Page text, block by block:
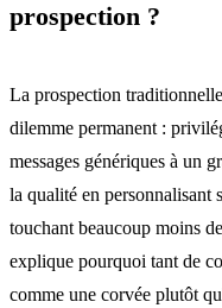
prospection ?
La prospection
dilemme permanent :
messages génériques à un
la qualité en personnalisant
touchant beaucoup moins
explique pourquoi tant de
comme une corvée plutôt